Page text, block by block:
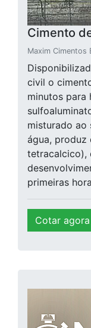
Cimento
Maxim Cimentos
civil o
minutos para
misturado
água, produz
tetracalcico),
primeiras
Cotar agora